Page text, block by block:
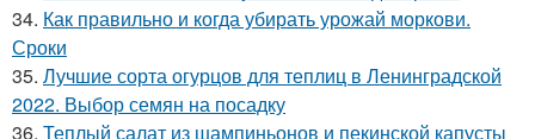
34. Как правильно и когда убирать урожай моркови.
Сроки
35. Лучшие сорта огурцов для теплиц в Ленинградской
2022. Выбор семян на посадку
36. Теплый салат из шампиньонов и пекинской капусты